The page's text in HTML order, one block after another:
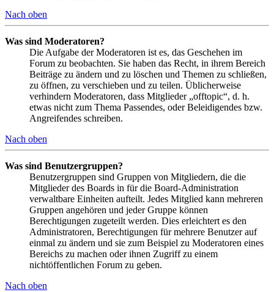
Nach oben
Was sind Moderatoren?
Die Aufgabe der Moderatoren ist es, das Geschehen im
Forum zu beobachten. Sie haben das Recht, in ihrem Bereich
Beiträge zu ändern und zu löschen und Themen zu schließen,
zu öffnen, zu verschieben und zu teilen. Üblicherweise
verhindern Moderatoren, dass Mitglieder „offtopic“, d. h.
etwas nicht zum Thema Passendes, oder Beleidigendes bzw.
Angreifendes schreiben.
Nach oben
Was sind Benutzergruppen?
Benutzergruppen sind Gruppen von Mitgliedern, die die
Mitglieder des Boards in für die Board-Administration
verwaltbare Einheiten aufteilt. Jedes Mitglied kann mehreren
Gruppen angehören und jeder Gruppe können
Berechtigungen zugeteilt werden. Dies erleichtert es den
Administratoren, Berechtigungen für mehrere Benutzer auf
einmal zu ändern und sie zum Beispiel zu Moderatoren eines
Bereichs zu machen oder ihnen Zugriff zu einem
nichtöffentlichen Forum zu geben.
Nach oben